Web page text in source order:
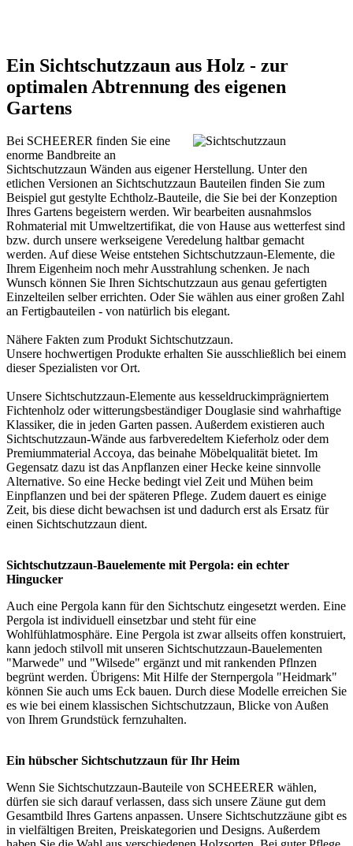
Ein Sichtschutzzaun aus Holz - zur
optimalen Abtrennung des eigenen
Gartens
Bei SCHEERER finden Sie eine
enorme Bandbreite an
Sichtschutzzaun Wänden aus eigener Herstellung. Unter den
etlichen Versionen an Sichtschutzzaun Bauteilen finden Sie zum
Beispiel gut gestylte Echtholz-Bauteile, die Sie bei der Konzeption
Ihres Gartens begeistern werden. Wir bearbeiten ausnahmslos
Rohmaterial mit Umweltzertifikat, die von Hause aus wetterfest sind
bzw. durch unsere werkseigene Veredelung haltbar gemacht
werden. Auf diese Weise entstehen Sichtschutzzaun-Elemente, die
Ihrem Eigenheim noch mehr Ausstrahlung schenken. Je nach
Wunsch können Sie Ihren Sichtschutzzaun aus genau gefertigten
Einzelteilen selber errichten. Oder Sie wählen aus einer großen Zahl
an Fertigbauteilen - von natürlich bis elegant.
Nähere Fakten zum Produkt Sichtschutzzaun.
Unsere hochwertigen Produkte erhalten Sie ausschließlich bei einem
dieser Spezialisten vor Ort.
Unsere Sichtschutzzaun-Elemente aus kesseldruckimprägniertem
Fichtenholz oder witterungsbeständiger Douglasie sind wahrhaftige
Klassiker, die in jeden Garten passen. Außerdem existieren auch
Sichtschutzzaun-Wände aus farbveredeltem Kieferholz oder dem
Premiummaterial Accoya, das beinahe Möbelqualität bietet. Im
Gegensatz dazu ist das Anpflanzen einer Hecke keine sinnvolle
Alternative. So eine Hecke bedingt viel Zeit und Mühen beim
Einpflanzen und bei der späteren Pflege. Zudem dauert es einige
Zeit, bis diese dicht bewachsen ist und dadurch erst als Ersatz für
einen Sichtschutzzaun dient.
Sichtschutzzaun-Bauelemente mit Pergola: ein echter
Hingucker
Auch eine Pergola kann für den Sichtschutz eingesetzt werden. Eine
Pergola ist individuell einsetzbar und steht für eine
Wohlfühlatmosphäre. Eine Pergola ist zwar allseits offen konstruiert,
kann jedoch stilvoll mit unseren Sichtschutzzaun-Bauelementen
"Marwede" und "Wilsede" ergänzt und mit rankenden Pflnzen
begrünt werden. Übrigens: Mit Hilfe der Sternpergola "Heidmark"
können Sie auch ums Eck bauen. Durch diese Modelle erreichen Sie
es wie bei einem klassischen Sichtschutzzaun, Blicke von Außen
von Ihrem Grundstück fernzuhalten.
Ein hübscher Sichtschutzzaun für Ihr Heim
Wenn Sie Sichtschutzzaun-Bauteile von SCHEERER wählen,
dürfen sie sich darauf verlassen, dass sich unsere Zäune gut dem
Gesamtbild Ihres Gartens anpassen. Unsere Sichtschutzzäune gibt es
in vielfältigen Breiten, Preiskategorien und Designs. Außerdem